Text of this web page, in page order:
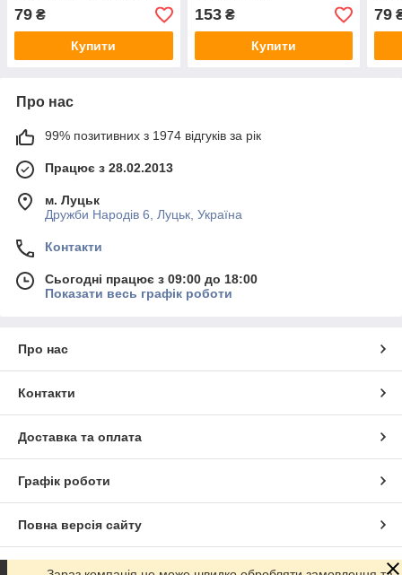
79 ₴
Купити
153₴
Купити
79
Про нас
99% позитивних з 1974 відгуків за рік
Працює з 28.02.2013
м. Луцьк
Дружби Народів 6, Луцьк, Україна
Контакти
Сьогодні працює з 09:00 до 18:00
Показати весь графік роботи
Про нас
Контакти
Доставка та оплата
Графік роботи
Повна версія сайту
Сайт створено на маркетплейсіProm.ua